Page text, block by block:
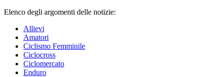
Elenco degli argomenti delle notizie:
Allievi
Amatori
Ciclismo Femminile
Ciclocross
Ciclomercato
Enduro